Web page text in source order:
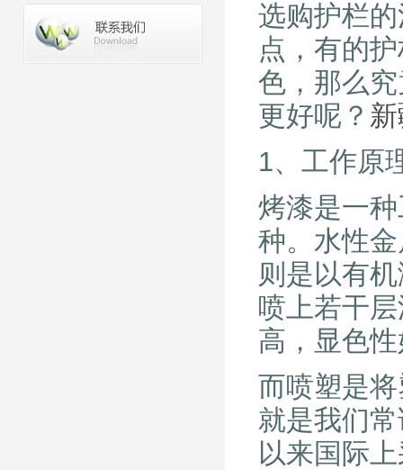
选购护栏
点，有的
色，那么
更好呢？
1、工作原
烤漆是一
种。水性
则是以有
喷上若干
高，显色
而喷塑是
就是我们
以来国际